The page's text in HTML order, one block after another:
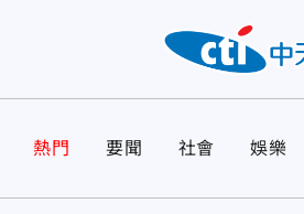
熱門 要聞 社會 娛樂